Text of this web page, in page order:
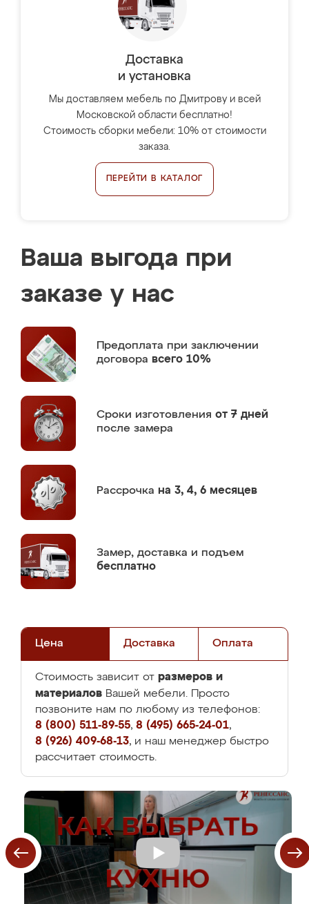
Доставка
и установка
Мы доставляем мебель по Дмитрову и всей
Московской области бесплатно!
Стоимость сборки мебели: 10% от стоимости
заказа.
ПЕРЕЙТИ В КАТАЛОГ
Ваша выгода при
заказе у нас
Предоплата при заключении
договора всего 10%
Сроки изготовления от 7 дней
после замера
Рассрочка на 3, 4, 6 месяцев
Замер, доставка и подъем
бесплатно
Цена Доставка Оплата
Стоимость зависит от размеров и
материалов Вашей мебели. Просто
позвоните нам по любому из телефонов:
8 (800) 511-89-55, 8 (495) 665-24-01,
8 (926) 409-68-13, и наш менеджер быстро
рассчитает стоимость.